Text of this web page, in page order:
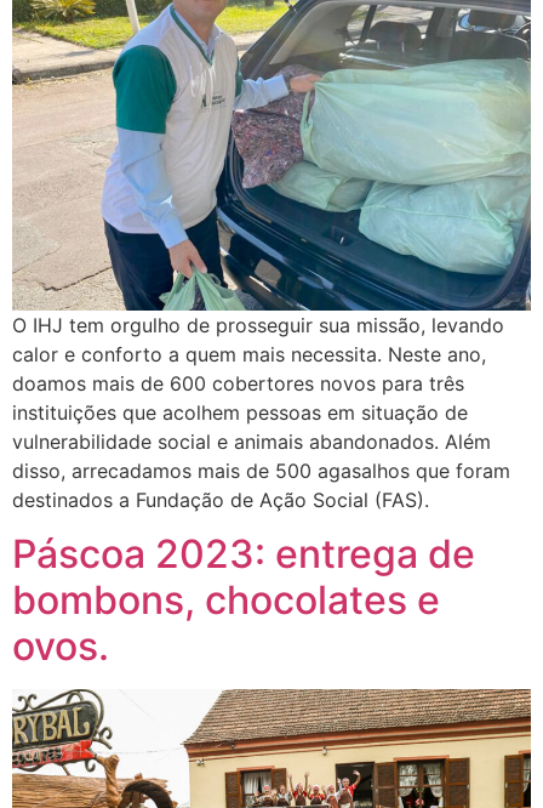
O IHJ tem orgulho de prosseguir sua missão, levando
calor e conforto a quem mais necessita. Neste ano,
doamos mais de 600 cobertores novos para três
instituições que acolhem pessoas em situação de
vulnerabilidade social e animais abandonados. Além
disso, arrecadamos mais de 500 agasalhos que foram
destinados a Fundação de Ação Social (FAS).
Páscoa 2023: entrega de
bombons, chocolates e
ovos.